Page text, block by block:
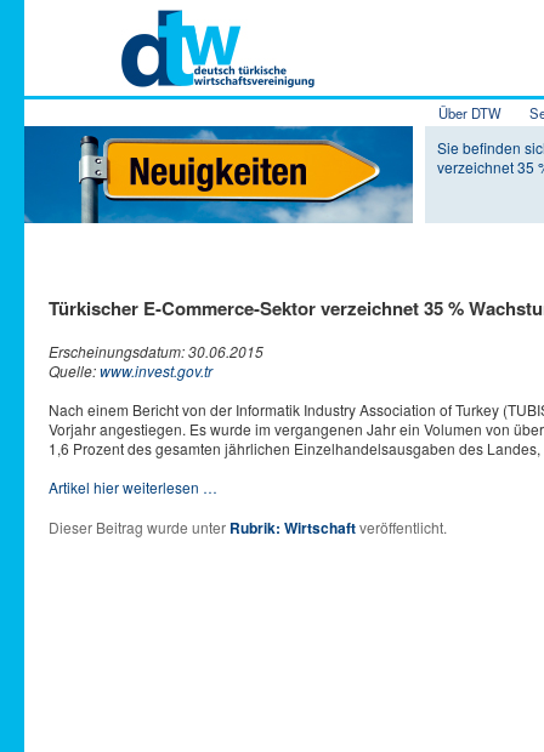
Zum Inhalt
Zum
Über DTW
Sie befinden
verzeichnet 35
Türkischer E-Commerce-Sektor verzeichnet 35 %
Erscheinungsdatum: 30.06.2015
Quelle:www.invest.gov.tr
Nach einem Bericht von der Informatik Industry Association of Turkey
Vorjahr angestiegen. Es wurde im vergangenen Jahr ein Volumen von
1,6 Prozent des gesamten jährlichen Einzelhandelsausgaben des
Artikel hier weiterlesen …
Dieser Beitrag wurde unter Rubrik: Wirtschaftveröffentlicht.